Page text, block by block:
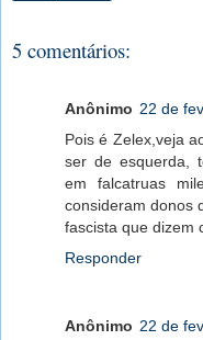
5 comentários:
Anônimo 22 de
Pois é Zelex,veja
ser de esquerda,
em falcatruas
consideram donos
fascista que dizem
Responder
Anônimo 22 de